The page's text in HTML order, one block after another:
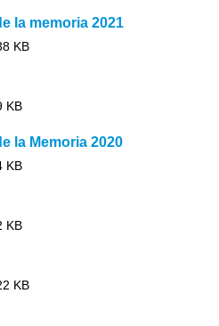
la memoria 2021
KB
KB
la Memoria 2020
KB
KB
KB